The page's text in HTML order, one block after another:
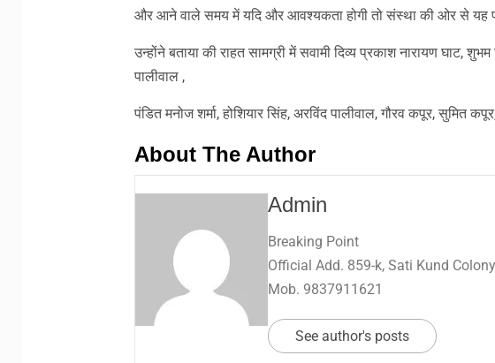
और आने वाले समय में यदि और आवश्यकता होगी तो संस्था की ओर से यह
उन्होंने बताया की राहत सामग्री में सवामी दिव्य प्रकाश नारायण घाट, शुभम
पालीवाल ,
पंडित मनोज शर्मा, होशियार सिंह, अरविंद पालीवाल, गौरव कपूर, सुमित
About The Author
Admin
Breaking Point
Official Add. 859-k, Sati Kund
Mob. 9837911621
See author's posts